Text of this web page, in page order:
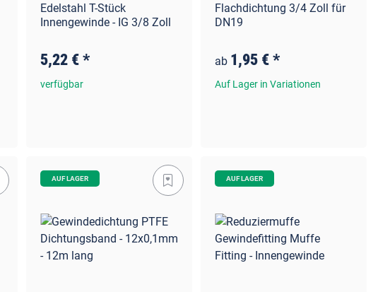
Edelstahl T-Stück
Innengewinde - IG 3/8 Zoll
5,22 €*
verfügbar
Flachdichtung 3/4 Zoll für
DN19
ab 1,95 €*
Auf Lager in Variationen
AUF LAGER AUF LAGER